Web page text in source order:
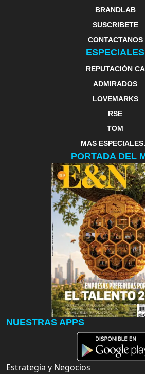
BRANDLAB
SUSCRIBETE
CONTACTANOS
ESPECIALES
REPUTACIÓN CA
ADMIRADOS
LOVEMARKS
RSE
TOM
MAS
PORTADA DEL
NUESTRAS APPS
Estrategia y Negocios